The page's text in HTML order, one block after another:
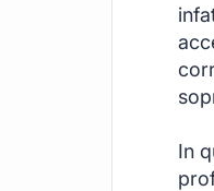
In